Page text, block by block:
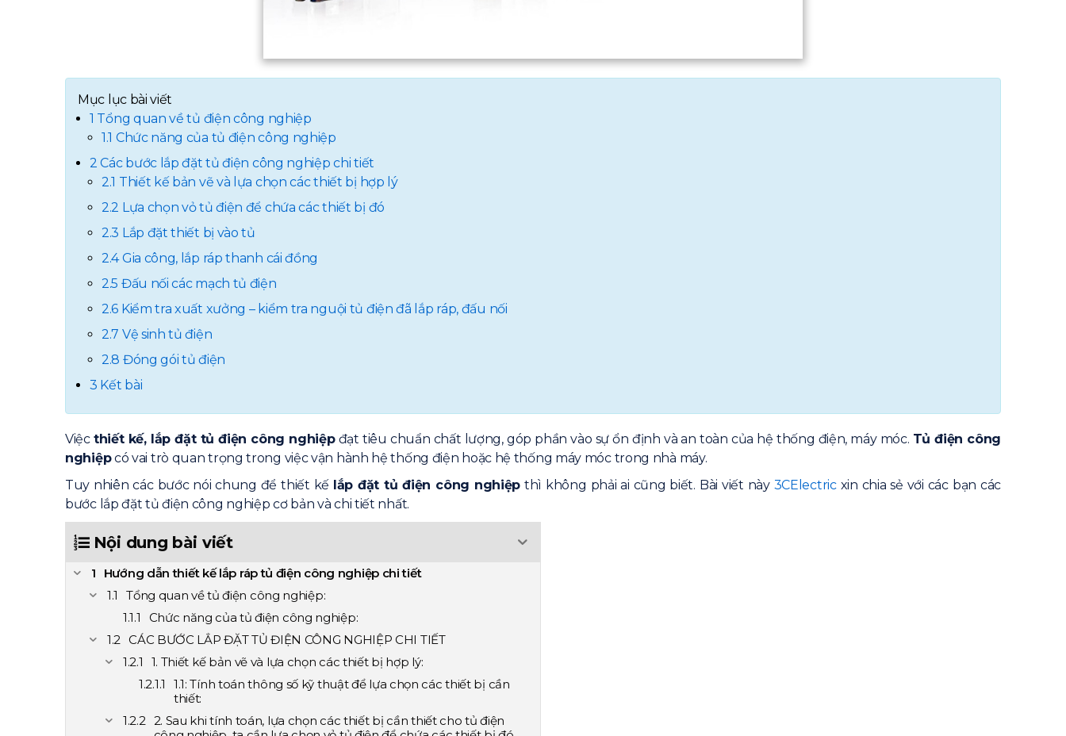
Mục lục bài viết
1 Tổng quan về tủ điện công nghiệp
1.1 Chức năng của tủ điện công nghiệp
2 Các bước lắp đặt tủ điện công nghiệp chi tiết
2.1 Thiết kế bản vẽ và lựa chọn các thiết bị hợp lý
2.2 Lựa chọn vỏ tủ điện để chứa các thiết bị đó
2.3 Lắp đặt thiết bị vào tủ
2.4 Gia công, lắp ráp thanh cái đồng
2.5 Đấu nối các mạch tủ điện
2.6 Kiểm tra xuất xưởng – kiểm tra nguội tủ điện đã lắp ráp, đấu nối
2.7 Vệ sinh tủ điện
2.8 Đóng gói tủ điện
3 Kết bài
Việc thiết kế, lắp đặt tủ điện công nghiệpđạt tiêu chuẩn chất lượng, góp phần vào sự ổn định và an toàn của hệ thống điện, máy móc. Tủ điện công
nghiệpcó vai trò quan trọng trong việc vận hành hệ thống điện hoặc hệ thống máy móc trong nhà máy.
Tuy nhiên các bước nói chung để thiết kế lắp đặt tủ điện công nghiệp thì không phải ai cũng biết. Bài viết này 3CElectricxin chia sẻ với các bạn các
bước lắp đặt tủ điện công nghiệp cơ bản và chi tiết nhất.
Nội dung bài viết
Hướng dẫn thiết kế lắp ráp tủ điện công nghiệp chi tiết
Tổng quan về tủ điện công nghiệp:
Chức năng của tủ điện công nghiệp:
CÁC BƯỚC LẮP ĐẶT TỦ ĐIỆN CÔNG NGHIỆP CHI TIẾT
1. Thiết kế bản vẽ và lựa chọn các thiết bị hợp lý:
1.1: Tính toán thông số kỹ thuật để lựa chọn các thiết bị cần
thiết:
2. Sau khi tính toán, lựa chọn các thiết bị cần thiết cho tủ điện